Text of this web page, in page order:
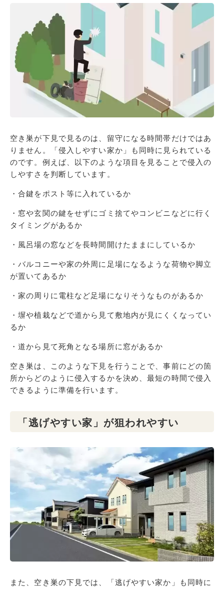
空き巣が下見で見るのは、留守になる時間帯だけではあ
りません。「侵入しやすい家か」も同時に見られている
のです。例えば、以下のような項目を見ることで侵入の
しやすさを判断しています。
・合鍵をポスト等に入れているか
・窓や玄関の鍵をせずにゴミ捨てやコンビニなどに行く
タイミングがあるか
・風呂場の窓などを長時間開けたままにしているか
・バルコニーや家の外周に足場になるような荷物や脚立
が置いてあるか
・家の周りに電柱など足場になりそうなものがあるか
・塀や植栽などで道から見て敷地内が見にくくなってい
るか
・道から見て死角となる場所に窓があるか
空き巣は、このような下見を行うことで、事前にどの箇
所からどのように侵入するかを決め、最短の時間で侵入
できるように準備を行います。
「逃げやすい家」が狙われやすい
また、空き巣の下見では、「逃げやすい家か」も同時に